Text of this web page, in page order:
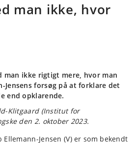
man ikke, hvor
man ikke rigtigt mere, hvor man
Jensens forsøg på at forklare det
end opklarende.
Klitgaard (Institut for
den 2. oktober 2023.
Ellemann-Jensen (V) er som bekendt